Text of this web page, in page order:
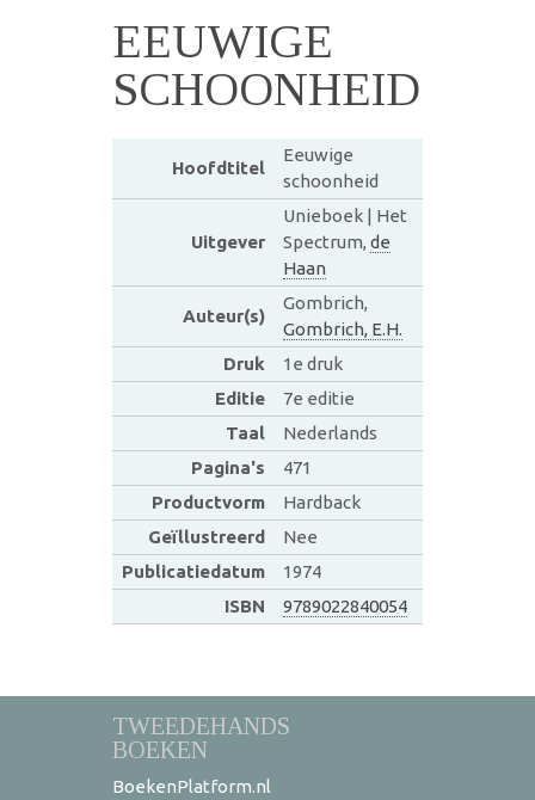
EEUWIGE
SCHOONHEID
Hoofdtitel
Eeuwige
schoonheid
Uitgever
Unieboek | Het
Spectrum, de
Haan
Auteur(s)
Gombrich,
Gombrich, E.H.
Druk
1e druk
Editie
7e editie
Taal
Nederlands
Pagina's
471
Productvorm
Hardback
Geïllustreerd
Nee
Publicatiedatum
1974
ISBN
9789022840054
TWEEDEHANDS
BOEKEN
BoekenPlatform.nl